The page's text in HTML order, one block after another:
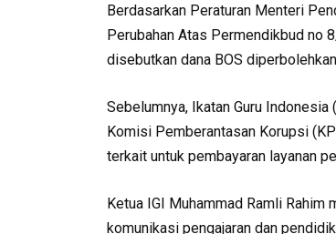
Berdasarkan Peraturan Menteri
Perubahan Atas Permendikbud no
disebutkan dana BOS
Sebelumnya, Ikatan Guru
Komisi Pemberantasan Korupsi
terkait untuk pembayaran layanan
Ketua IGI Muhammad Ramli Rahim
komunikasi pengajaran dan